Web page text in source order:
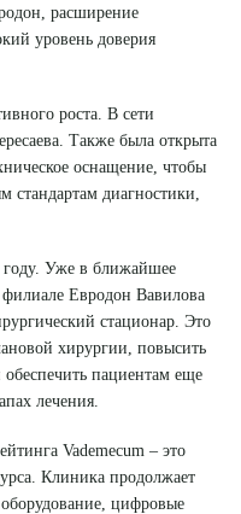
расширение
уровень доверия
роста. В сети
Также была открыта
оснащение, чтобы
стандартам диагностики,
году. Уже в ближайшее
Евродон Вавилова
стационар. Это
хирургии, повысить
пациентам еще
лечения.
Vademecum – это
Клиника продолжает
цифровые
данных
услугу